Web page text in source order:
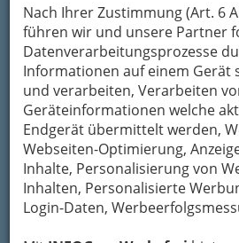
Nach Ihrer Zustimmung (Art. 6
führen wir und unsere Partner
Datenverarbeitungsprozesse
Informationen auf einem Gerät
und verarbeiten, Verarbeiten
Geräteinformationen welche
Endgerät übermittelt werden,
Webseiten-Optimierung,
Inhalte, Personalisierung von
Inhalten, Personalisierte
Login-Daten,